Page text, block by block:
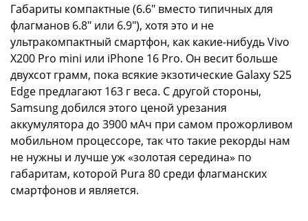
Габариты компактные (6.6" вместо типичных для
флагманов 6.8" или 6.9"), хотя это и не
ультракомпактный смартфон, как какие-нибудь Vivo
X200 Pro mini или iPhone 16 Pro. Он весит больше
двухсот грамм, пока всякие экзотические Galaxy S25
Edge предлагают 163 г веса. С другой стороны,
Samsung добился этого ценой урезания
аккумулятора до 3900 мАч при самом прожорливом
мобильном процессоре, так что такие рекорды нам
не нужны и лучше уж «золотая середина» по
габаритам, которой Pura 80 среди флагманских
смартфонов и является.